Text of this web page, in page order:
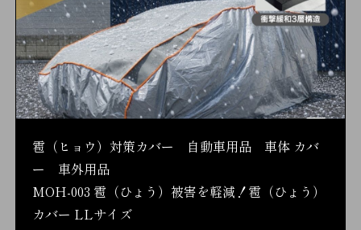
雹（ヒョウ）対策カバー 自動車用品 車体 カバ
ー 車外用品
MOH-003 雹（ひょう）被害を軽減！雹（ひょう）
カバー LLサイズ